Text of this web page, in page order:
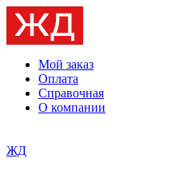
Мой заказ
Оплата
Справочная
О компании
ЖД